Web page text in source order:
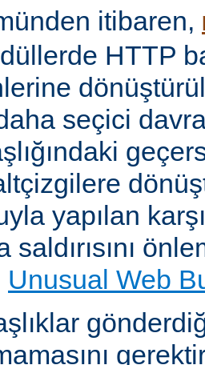
itibaren,
HTTP
seçici
yapılan
saldırısını
Unusual Web